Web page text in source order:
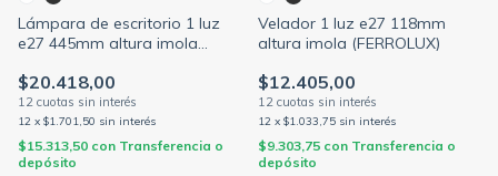
Lámpara de escritorio 1 luz
e27 445mm altura imola
$20.418,00
12 x $1.701,50 sin interés
$15.313,50 con Transferencia o
depósito
Velador 1 luz e27 118mm
altura imola (FERROLUX)
$12.405,00
12 x $1.033,75 sin interés
$9.303,75 con Transferencia o
depósito